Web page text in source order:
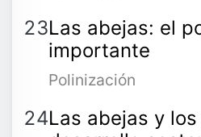
Las abejas: el
importante
Polinización
Las abejas y